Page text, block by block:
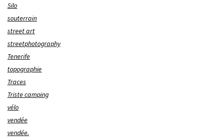
Silo
souterrain
street art
streetphotography
Tenerife
topographie
Traces
Triste camping
vélo
vendée
vendée.